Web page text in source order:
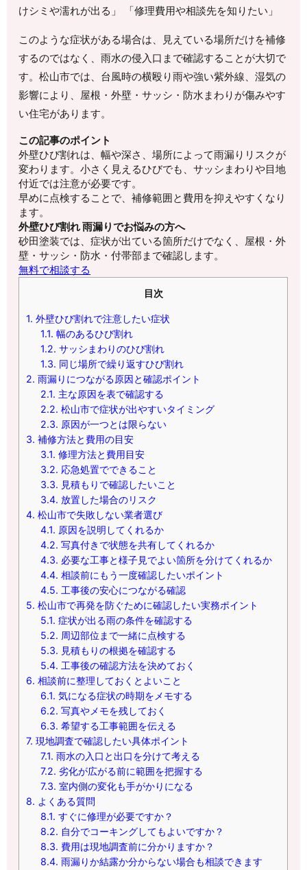
けシミや濡れが出る」 「修理費用や相談先を知りたい」
このような症状がある場合は、見えている場所だけを補修
するのではなく、雨水の侵入口まで確認することが大切で
す。松山市では、台風時の横殴り雨や強い紫外線、湿気の
影響により、屋根・外壁・サッシ・防水まわりが傷みやす
い住宅があります。
この記事のポイント
外壁ひび割れは、幅や深さ、場所によって雨漏りリスクが
変わります。小さく見えるひびでも、サッシまわりや目地
付近では注意が必要です。
早めに点検することで、補修範囲と費用を抑えやすくなり
ます。
外壁ひび割れ 雨漏りでお悩みの方へ
砂田塗装では、症状が出ている箇所だけでなく、屋根・外
壁・サッシ・防水・付帯部まで確認します。
無料で相談する
目次
1. 外壁ひび割れで注意したい症状
1.1. 幅のあるひび割れ
1.2. サッシまわりのひび割れ
1.3. 同じ場所で繰り返すひび割れ
2. 雨漏りにつながる原因と確認ポイント
2.1. 主な原因を表で確認する
2.2. 松山市で症状が出やすいタイミング
2.3. 原因が一つとは限らない
3. 補修方法と費用の目安
3.1. 修理方法と費用目安
3.2. 応急処置でできること
3.3. 見積もりで確認したいこと
3.4. 放置した場合のリスク
4. 松山市で失敗しない業者選び
4.1. 原因を説明してくれるか
4.2. 写真付きで状態を共有してくれるか
4.3. 必要な工事と様子見でよい箇所を分けてくれるか
4.4. 相談前にもう一度確認したいポイント
4.5. 工事後の安心につながる確認
5. 松山市で再発を防ぐために確認したい実務ポイント
5.1. 症状が出る雨の条件を確認する
5.2. 周辺部位まで一緒に点検する
5.3. 見積もりの根拠を確認する
5.4. 工事後の確認方法を決めておく
6. 相談前に整理しておくとよいこと
6.1. 気になる症状の時期をメモする
6.2. 写真やメモを残しておく
6.3. 希望する工事範囲を伝える
7. 現地調査で確認したい具体ポイント
7.1. 雨水の入口と出口を分けて考える
7.2. 劣化が広がる前に範囲を把握する
7.3. 室内側の変化も手がかりになる
8. よくある質問
8.1. すぐに修理が必要ですか？
8.2. 自分でコーキングしてもよいですか？
8.3. 費用は現地調査前に分かりますか？
8.4. 雨漏りか結露か分からない場合も相談できます